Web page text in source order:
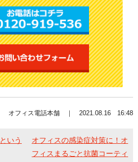
オフィス電話本舗 ｜ 2021.08.16 16:48
いう
オフィスの感染症対策に！オ
フィスまるごと抗菌コーティ